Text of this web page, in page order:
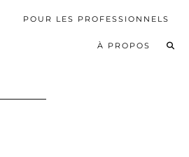
POUR LES PROFESSIONNELS
À PROPOS